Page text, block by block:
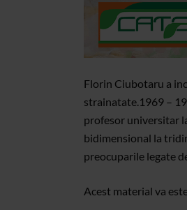
Florin Ciubotaru a
strainatate.1969 –
profesor universitar
bidimensional la
preocuparile legate
Acest material va